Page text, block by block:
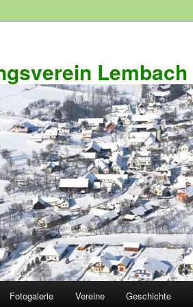
Lembach
Fotogalerie Vereine Geschichte